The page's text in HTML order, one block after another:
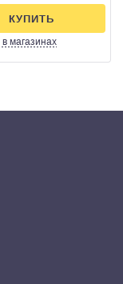
в магазинах
КУПИТЬ